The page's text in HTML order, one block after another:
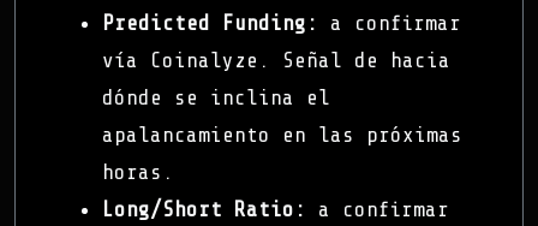
Predicted Funding:
a confirmar
vía Coinalyze. Señal de hacia
dónde se inclina el
apalancamiento en las próximas
horas.
Long/Short Ratio:
a confirmar